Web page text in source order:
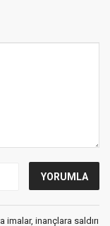
inançlara saldırı